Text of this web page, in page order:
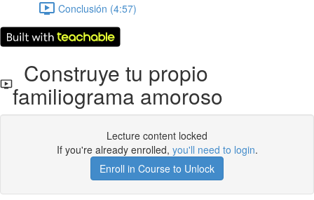
Conclusión (4:57)
Construye tu propio
familiograma amoroso
Lecture content locked
If you're already enrolled, you'll need to login.
Enroll in Course to Unlock